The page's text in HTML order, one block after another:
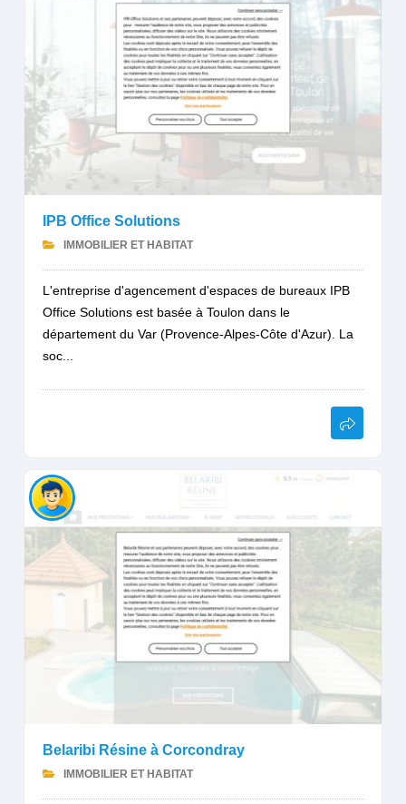
IPB Office Solutions
IMMOBILIER ET HABITAT
L'entreprise d'agencement d'espaces de bureaux IPB
Office Solutions est basée à Toulon dans le
département du Var (Provence-Alpes-Côte d'Azur). La
soc...
Belaribi Résine à Corcondray
IMMOBILIER ET HABITAT